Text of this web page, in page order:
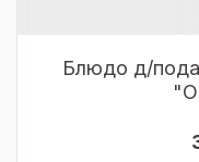
Блюдо д/